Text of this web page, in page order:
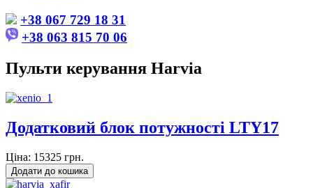
+38 067 729 18 31
+38 063 815 70 06
Пульти керування Harvia
Додатковий блок потужності LTY17
Ціна: 15325 грн.